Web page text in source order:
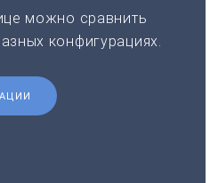
можно сравнить
конфигурациях.